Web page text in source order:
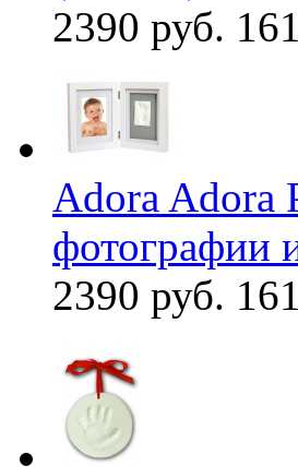
2390 руб. 161
Adora Adora
фотографии
2390 руб. 161